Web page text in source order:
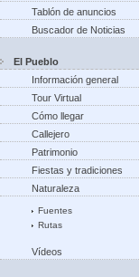
Tablón de anuncios
Buscador de Noticias
El Pueblo
Información general
Tour Virtual
Cómo llegar
Callejero
Patrimonio
Fiestas y tradiciones
Naturaleza
Fuentes
Rutas
Vídeos